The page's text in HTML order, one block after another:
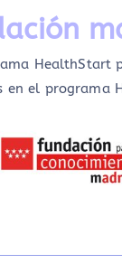
HealthStart
en el programa